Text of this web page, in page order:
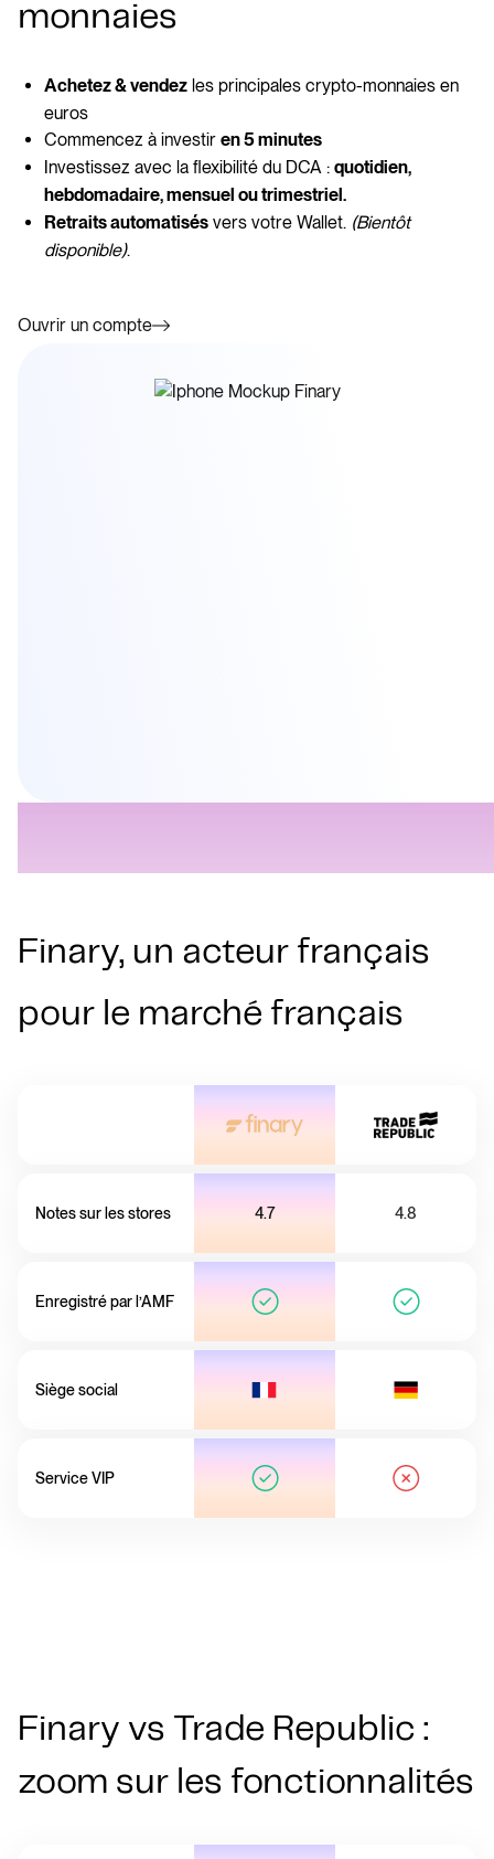
monnaies
Achetez & vendez les principales crypto-monnaies en
euros
Commencez à investir en 5 minutes
Investissez avec la flexibilité du DCA : quotidien,
hebdomadaire, mensuel ou trimestriel.
Retraits automatisés vers votre Wallet. (Bientôt
disponible).
Ouvrir un compte
Finary, un acteur français
pour le marché français
Notes sur les stores 4.7 4.8
Enregistré par l’AMF
Siège social
Service VIP
Finary vs Trade Republic :
zoom sur les fonctionnalités